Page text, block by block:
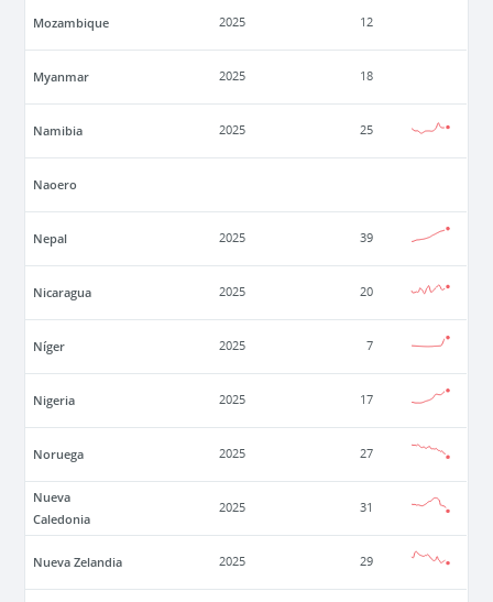
Mozambique 2025 12
Myanmar 2025 18
Namibia 2025 25
Naoero
Nepal 2025 39
Nicaragua 2025 20
Níger 2025 7
Nigeria 2025 17
Noruega 2025 27
Nueva
Caledonia
2025 31
Nueva Zelandia 2025 29